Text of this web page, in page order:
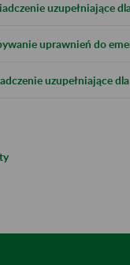
uzupełniające
uprawnień do
uzupełniające